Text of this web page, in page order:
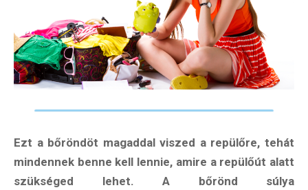
Ezt a bőröndöt magaddal viszed a repülőre, tehát
mindennek benne kell lennie, amire a repülőút alatt
szükséged lehet. A bőrönd súlya